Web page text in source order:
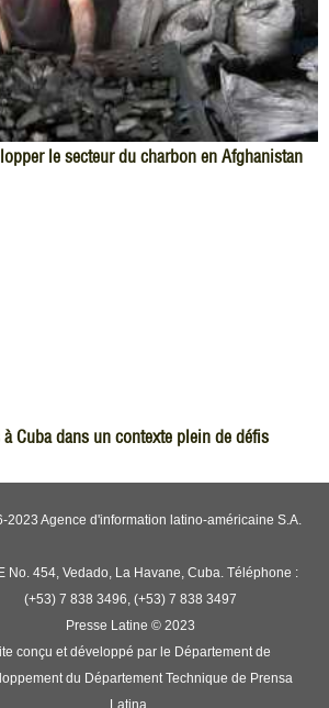
le secteur du charbon en Afghanistan
Cuba dans un contexte plein de défis
2023 Agence d'information latino-américaine S.A.
No. 454, Vedado, La Havane, Cuba. Téléphone :
(+53) 7 838 3496, (+53) 7 838 3497
Presse Latine © 2023
conçu et développé par le Département de
du Département Technique de Prensa
Latina.